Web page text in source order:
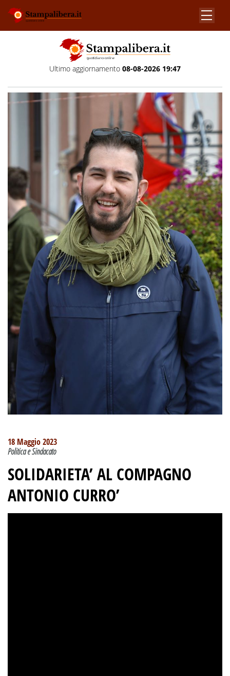
Ultimo aggiornamento 08-08-2026 19:47
18 Maggio 2023
Politica e Sindacato
SOLIDARIETA’ AL COMPAGNO
ANTONIO CURRO’